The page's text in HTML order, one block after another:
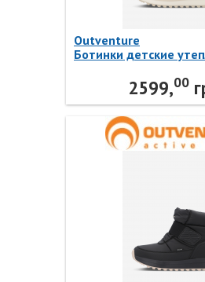
Outventure
Ботинки детские
Outventure2599,00